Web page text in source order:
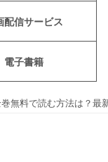
配信サービス
電子書籍
無料で読む方法は？最